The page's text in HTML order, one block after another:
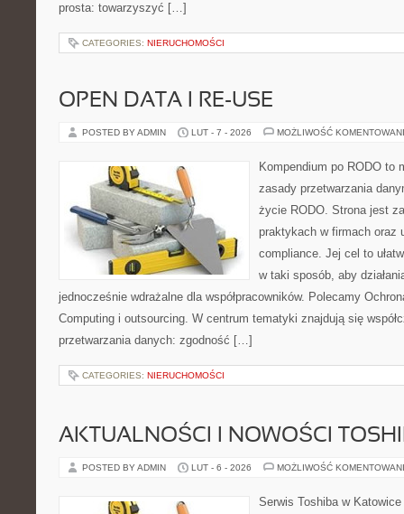
prosta: towarzyszyć […]
CATEGORIES: NIERUCHOMOŚCI
OPEN DATA I RE-USE
POSTED BY ADMIN LUT - 7 - 2026 MOŻLIWOŚĆ
Kompendium po RODO to
zasady przetwarzania
życie RODO. Strona jest
praktykach w firmach oraz
compliance. Jej cel to
w taki sposób, aby
jednocześnie wdrażalne dla współpracowników. Polecamy
Computing i outsourcing. W centrum tematyki znajdują się
przetwarzania danych: zgodność […]
CATEGORIES: NIERUCHOMOŚCI
AKTUALNOŚCI I NOWOŚCI
POSTED BY ADMIN LUT - 6 - 2026 MOŻLIWOŚĆ
Serwis Toshiba w